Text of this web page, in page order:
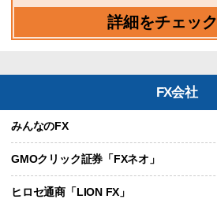
詳細をチェック
FX会社
みんなのFX
GMOクリック証券「FXネオ」
ヒロセ通商「LION FX」